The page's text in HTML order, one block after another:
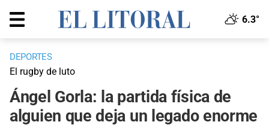
6.3°
DEPORTES
El rugby de luto
Ángel Gorla: la partida física de
alguien que deja un legado enorme